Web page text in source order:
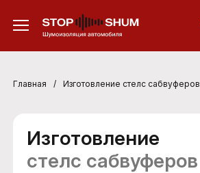
Главная / Изготовление стелс сабвуферов
Изготовление
стелс сабвуферов